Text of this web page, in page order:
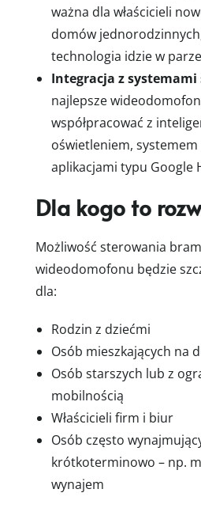
ważna dla właścicieli
domów
technologia idzie w
Integracja z
najlepsze
współpracować z
oświetleniem,
aplikacjami typu Google
Dla kogo to
Możliwość sterowania
wideodomofonu będzie
dla:
Rodzin z dziećmi
Osób mieszkających na
Osób starszych lub z
mobilnością
Właścicieli firm i biur
Osób często
krótkoterminowo – np.
wynajem